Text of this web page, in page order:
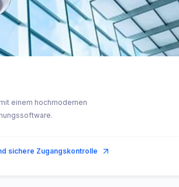
einem hochmodernen
sichere Zugangskontrolle